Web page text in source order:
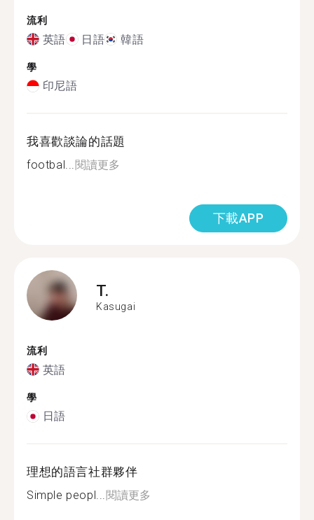
流利
英語 日語 韓語
學
印尼語
我喜歡談論的話題
footbal...閱讀更多
下載APP
T.
Kasugai
流利
英語
學
日語
理想的語言社群夥伴
Simple peopl...閱讀更多